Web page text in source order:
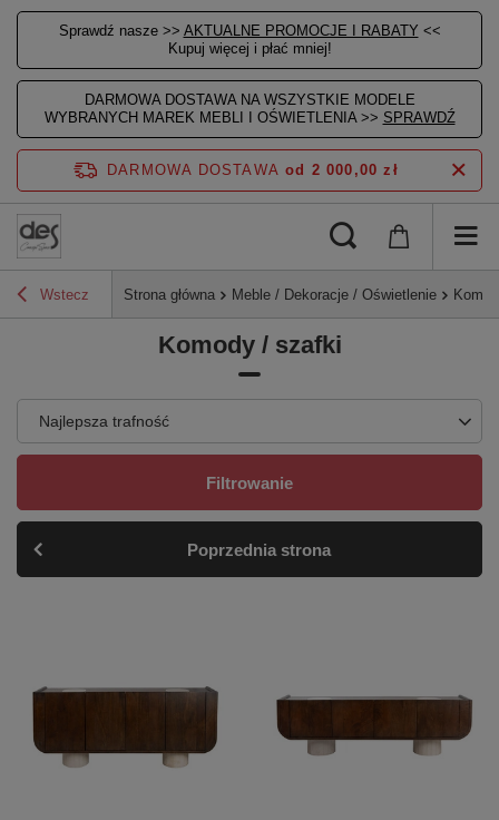
Sprawdź nasze >> AKTUALNE PROMOCJE I RABATY <<
Kupuj więcej i płać mniej!
DARMOWA DOSTAWA NA WSZYSTKIE MODELE
WYBRANYCH MAREK MEBLI I OŚWIETLENIA >> SPRAWDŹ
DARMOWA DOSTAWA od 2 000,00 zł
Wstecz Strona główna Meble / Dekoracje / Oświetlenie
Komody / szafki
Najlepsza trafność
Filtrowanie
Poprzednia strona